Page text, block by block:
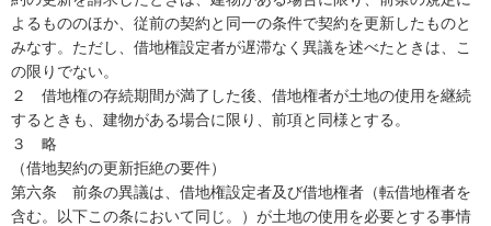
よるもののほか、従前の契約と同一の条件で契約を更新したものと
みなす。ただし、借地権設定者が遅滞なく異議を述べたときは、こ
の限りでない。
２　借地権の存続期間が満了した後、借地権者が土地の使用を継続
するときも、建物がある場合に限り、前項と同様とする。
３　略
（借地契約の更新拒絶の要件）
第六条　前条の異議は、借地権設定者及び借地権者（転借地権者を
含む。以下この条において同じ。）が土地の使用を必要とする事情